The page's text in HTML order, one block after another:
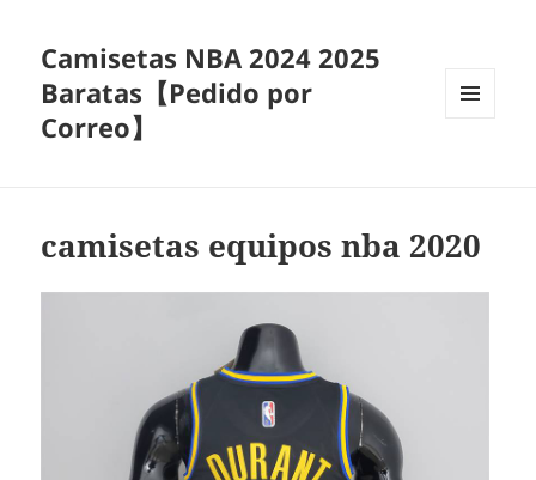
Camisetas NBA 2024 2025
Baratas【Pedido por
Correo】
camisetas equipos nba 2020